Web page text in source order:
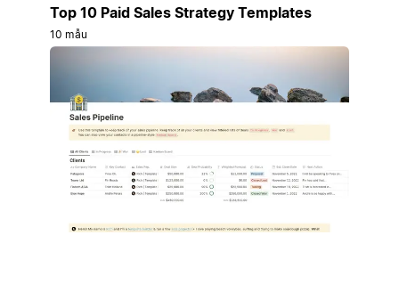
Top 10 Paid Sales Strategy Templates
10 mẫu